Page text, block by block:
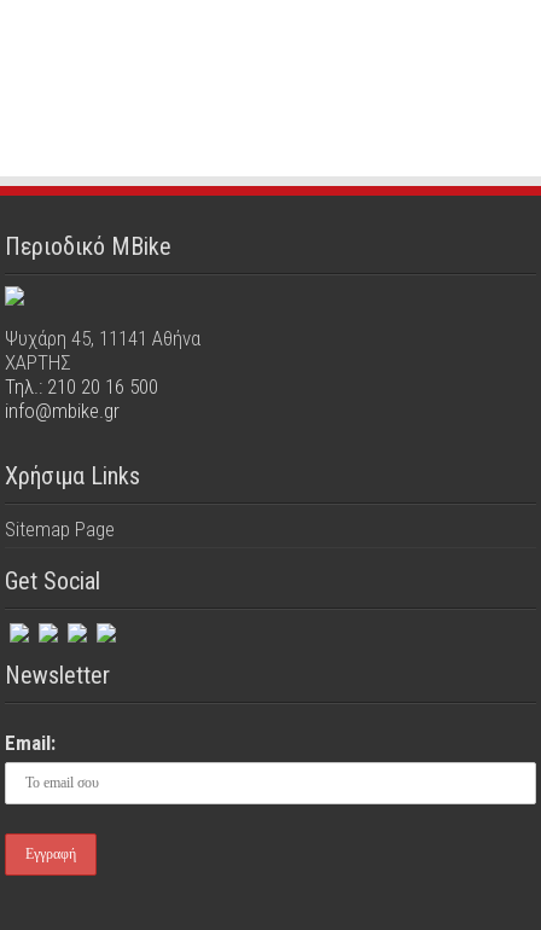
Περιοδικό MBike
Ψυχάρη 45, 11141 Αθήνα
ΧΑΡΤΗΣ
Τηλ.: 210 20 16 500
info@mbike.gr
Χρήσιμα Links
Sitemap Page
Get Social
Newsletter
Email: